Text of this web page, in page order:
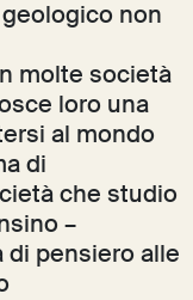
non
molte società
loro una
al mondo
di
che studio
–
di pensiero alle